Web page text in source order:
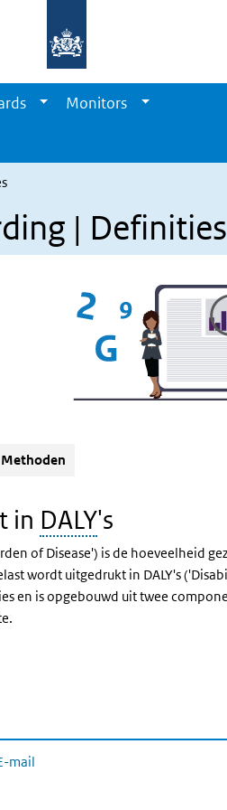
Monitors
| Definities
knop)
Methoden
in DALY's
of Disease') is de hoeveelheid
wordt uitgedrukt in DALY's
en is opgebouwd uit twee
mail